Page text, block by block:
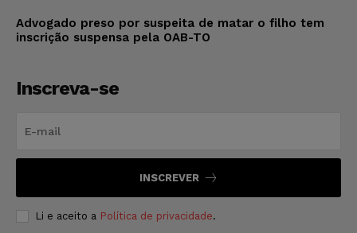
Advogado preso por suspeita de matar o filho tem
inscrição suspensa pela OAB-TO
Inscreva-se
INSCREVER
Li e aceito a Política de privacidade.